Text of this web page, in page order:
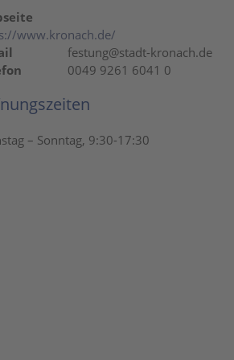
www.kronach.de/
festung@stadt-kronach.de
0049 9261 6041 0
– Sonntag, 9:30-17:30